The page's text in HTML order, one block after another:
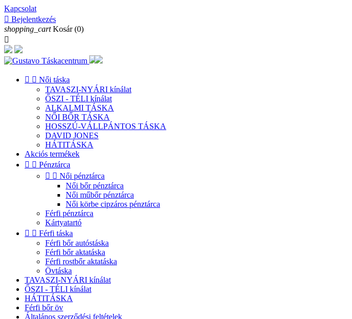
Kapcsolat
 Bejelentkezés
shopping_cart Kosár (0)

  Női táska
TAVASZI-NYÁRI kínálat
ŐSZI - TÉLI kínálat
ALKALMI TÁSKA
NŐI BŐR TÁSKA
HOSSZÚ-VÁLLPÁNTOS TÁSKA
DAVID JONES
HÁTITÁSKA
Akciós termékek
  Pénztárca
  Női pénztárca
Női bőr pénztárca
Női műbőr pénztárca
Női körbe cipzáros pénztárca
Férfi pénztárca
Kártyatartó
  Férfi táska
Férfi bőr autóstáska
Férfi bőr aktatáska
Férfi rostbőr aktatáska
Övtáska
TAVASZI-NYÁRI kínálat
ŐSZI - TÉLI kínálat
HÁTITÁSKA
Férfi bőr öv
Általános szerződési feltételek